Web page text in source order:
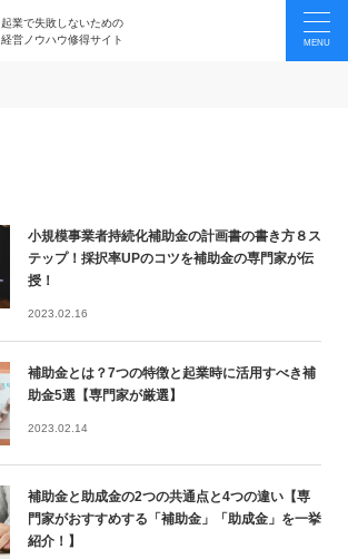
起業で失敗しないための
経営ノウハウ修得サイト
小規模事業者持続化補助金の計画書の書き方８ス
テップ！採択率UPのコツを補助金の専門家が伝
授！
2023.02.16
補助金とは？7つの特徴と起業時に活用すべき補
助金5選【専門家が厳選】
2023.02.14
補助金と助成金の2つの共通点と4つの違い【専
門家がおすすめする「補助金」「助成金」を一挙
紹介！】